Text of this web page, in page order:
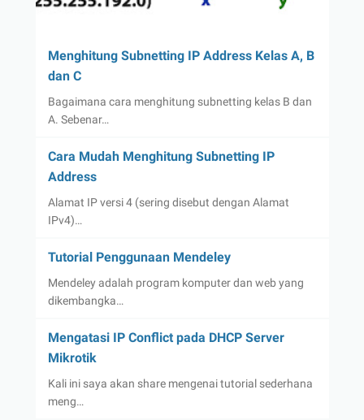
Menghitung Subnetting IP Address Kelas A, B
dan C
Bagaimana cara menghitung subnetting kelas B dan
A. Sebenar…
Cara Mudah Menghitung Subnetting IP
Address
Alamat IP versi 4 (sering disebut dengan Alamat
IPv4)…
Tutorial Penggunaan Mendeley
Mendeley adalah program komputer dan web yang
dikembangka…
Mengatasi IP Conflict pada DHCP Server
Mikrotik
Kali ini saya akan share mengenai tutorial sederhana
meng…